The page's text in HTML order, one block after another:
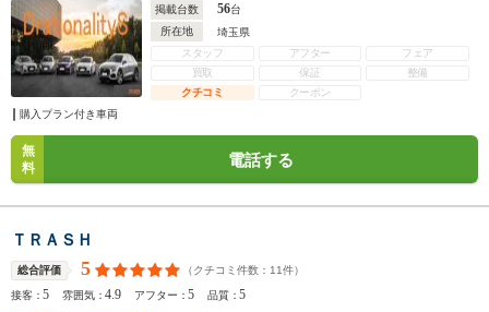
掲載台数 56台
所在地
埼玉県
スタッフ
アフター
フェア
買取
保証
整備
クチコミ
クーポン
購入プラン付き車両
無
料
電話する
ＴＲＡＳＨ
総合評価 5 （クチコミ件数： 11件）
接客：5 雰囲気：4.9 アフター：5 品質：5